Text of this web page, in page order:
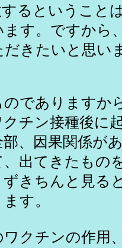
るということ
す。ですから
きたいと思い
でありますか
チン接種後に
、因果関係が
出てきたもの
きちんと見る
す。
クチンの作用